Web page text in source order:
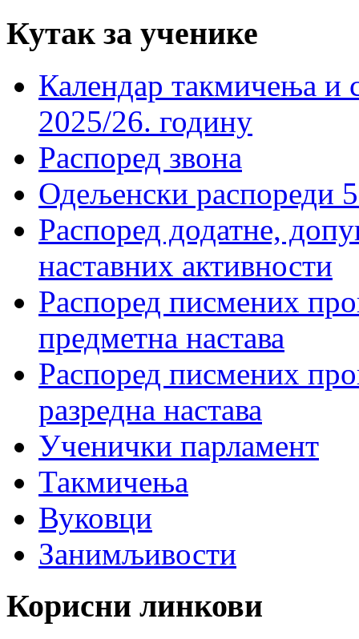
Кутак за ученике
Календар такмичења
2025/26. годину
Распоред звона
Одељенски распореди
Распоред додатне,
наставних активности
Распоред писмених
предметна настава
Распоред писмених
разредна настава
Ученички парламент
Такмичења
Вуковци
Занимљивости
Корисни линкови